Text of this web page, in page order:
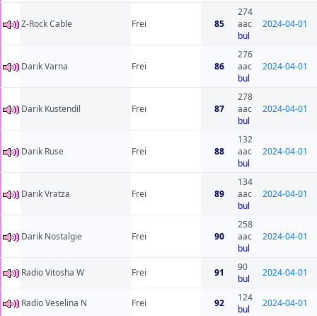
Z-Rock Cable Frei 85
274
aac
bul
2024-04-01
Darik Varna Frei 86
276
aac
bul
2024-04-01
Darik Kustendil Frei 87
278
aac
bul
2024-04-01
Darik Ruse Frei 88
132
aac
bul
2024-04-01
Darik Vratza Frei 89
134
aac
bul
2024-04-01
Darik Nostalgie Frei 90
258
aac
bul
2024-04-01
Radio Vitosha W Frei 91
90
bul
2024-04-01
Radio Veselina N Frei 92
124
bul
2024-04-01